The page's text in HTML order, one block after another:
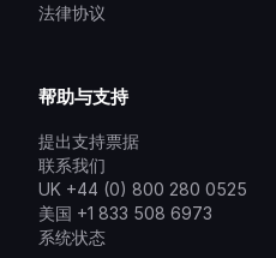
法律协议
帮助与支持
提出支持票据
联系我们
UK +44 (0) 800 280 0525
美国 +1 833 508 6973
系统状态